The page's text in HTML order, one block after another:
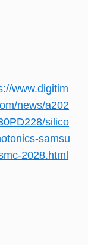
www.digitim
news/a202
silico
samsu
2028.html